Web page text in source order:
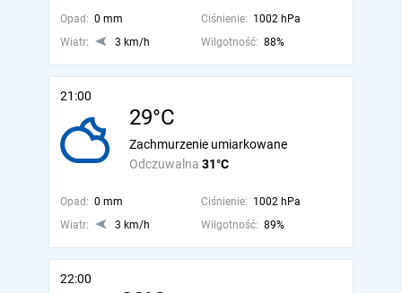
Opad: 0 mm Ciśnienie: 1002 hPa
Wiatr:
3 km/h Wilgotność: 88%
21:00
29°C
Odczuwalna 31°C
Zachmurzenie umiarkowane
Opad: 0 mm Ciśnienie: 1002 hPa
Wiatr:
3 km/h Wilgotność: 89%
22:00